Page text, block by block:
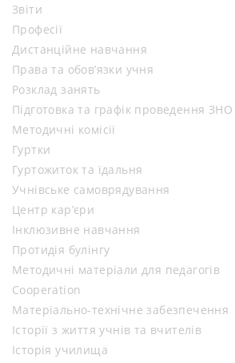
Звіти
Професії
Дистанційне навчання
Права та обов’язки учня
Розклад занять
Підготовка та графік проведення ЗНО
Методичні комісії
Гуртки
Гуртожиток та їдальня
Учнівське самоврядування
Центр кар’єри
Інклюзивне навчання
Протидія булінгу
Методичні матеріали для педагогів
Cooperation
Матеріально-технічне забезпечення
Історії з життя учнів та вчителів
Історія училища